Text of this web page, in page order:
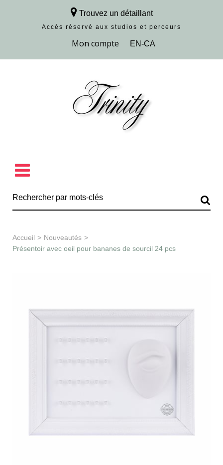
Trouvez un détaillant
Accès réservé aux studios et perceurs
Découvrir la collection
Accueil > Nouveautés >
Présentoir avec oeil pour bananes de sourcil 24 pcs